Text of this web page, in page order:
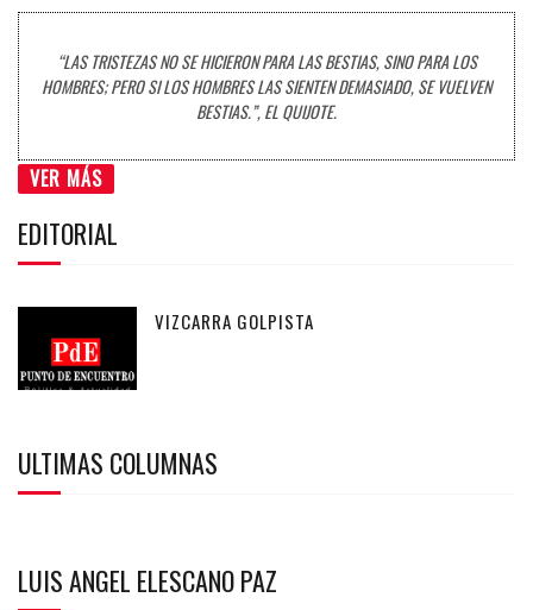
“LAS TRISTEZAS NO SE HICIERON PARA LAS BESTIAS, SINO PARA LOS
HOMBRES; PERO SI LOS HOMBRES LAS SIENTEN DEMASIADO, SE VUELVEN
BESTIAS.”, EL QUIJOTE.
VER MÁS
EDITORIAL
VIZCARRA GOLPISTA
ULTIMAS COLUMNAS
LUIS ANGEL ELESCANO PAZ